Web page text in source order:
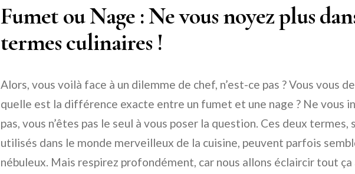
Fumet ou Nage : Ne vous noyez plus
termes culinaires !
Alors, vous voilà face à un dilemme de chef, n’est-ce pas ? Vous vous
quelle est la différence exacte entre un fumet et une nage ? Ne vous
pas, vous n’êtes pas le seul à vous poser la question. Ces deux termes,
utilisés dans le monde merveilleux de la cuisine, peuvent parfois
nébuleux. Mais respirez profondément, car nous allons éclaircir tout ça